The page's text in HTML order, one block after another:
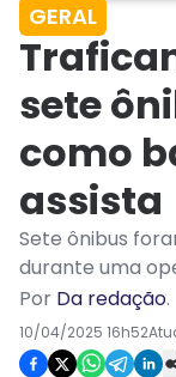
GERAL
sete
como
assista
Sete ônibus
durante uma
Por Da redação.
10/04/2025 16h52